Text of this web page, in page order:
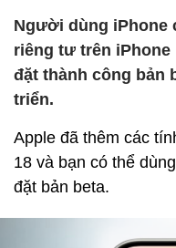
Người dùng iPhone
riêng tư trên iPhone
đặt thành công bản
triển.
Apple đã thêm các
18 và bạn có thể
đặt bản beta.